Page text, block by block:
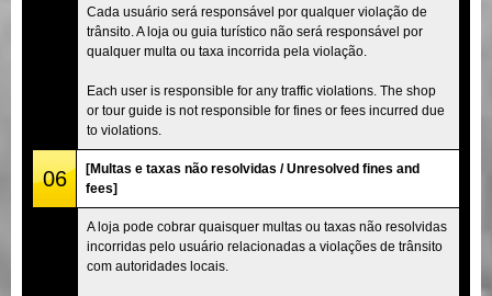
Cada usuário será responsável por qualquer violação de
trânsito. A loja ou guia turístico não será responsável por
qualquer multa ou taxa incorrida pela violação.
Each user is responsible for any traffic violations. The shop
or tour guide is not responsible for fines or fees incurred due
to violations.
06
[Multas e taxas não resolvidas / Unresolved fines and
fees]
A loja pode cobrar quaisquer multas ou taxas não resolvidas
incorridas pelo usuário relacionadas a violações de trânsito
com autoridades locais.